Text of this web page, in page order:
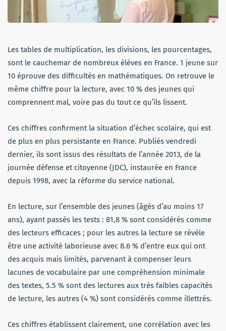
Les tables de multiplication, les divisions, les pourcentages,
sont le cauchemar de nombreux élèves en France. 1 jeune sur
10 éprouve des difficultés en mathématiques. On retrouve le
même chiffre pour la lecture, avec 10 % des jeunes qui
comprennent mal, voire pas du tout ce qu’ils lissent.
Ces chiffres confirment la situation d’échec scolaire, qui est
de plus en plus persistante en France. Publiés vendredi
dernier, ils sont issus des résultats de l’année 2013, de la
journée défense et citoyenne (JDC), instaurée en France
depuis 1998, avec la réforme du service national.
En lecture, sur l’ensemble des jeunes (âgés d’au moins 17
ans), ayant passés les tests : 81,8 % sont considérés comme
des lecteurs efficaces ; pour les autres la lecture se révèle
être une activité laborieuse avec 8.6 % d’entre eux qui ont
des acquis mais limités, parvenant à compenser leurs
lacunes de vocabulaire par une compréhension minimale
des textes, 5.5 % sont des lectures aux très faibles capacités
de lecture, les autres (4 %) sont considérés comme illettrés.
Ces chiffres établissent clairement, une corrélation avec les